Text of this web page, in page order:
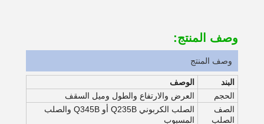
وصف المنتج:
وصف المنتج
البند
الوصف
الحجم
العرض والارتفاع والطول وميل السقف
الصف
الصلب
الصلب الكربوني Q235B أو Q345B والصلب
المسبوب